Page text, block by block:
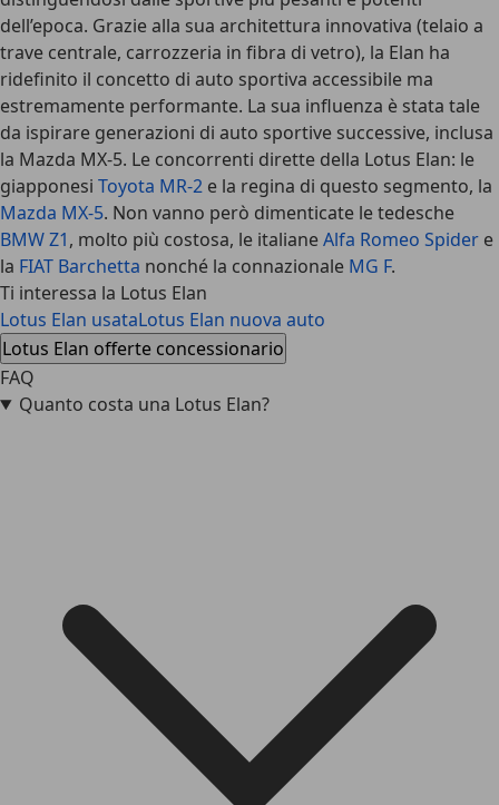
dell’epoca. Grazie alla sua architettura innovativa (telaio a
trave centrale, carrozzeria in fibra di vetro), la Elan ha
ridefinito il concetto di auto sportiva accessibile ma
estremamente performante. La sua influenza è stata tale
da ispirare generazioni di auto sportive successive, inclusa
la Mazda MX-5. Le concorrenti dirette della Lotus Elan: le
giapponesi Toyota MR-2 e la regina di questo segmento, la
Mazda MX-5. Non vanno però dimenticate le tedesche
BMW Z1, molto più costosa, le italianeAlfa Romeo Spider e
la FIAT Barchetta nonché la connazionale MG F.
Ti interessa la Lotus Elan
Lotus Elan usataLotus Elan nuova auto
Lotus Elan offerte concessionario
FAQ
Quanto costa una Lotus Elan?